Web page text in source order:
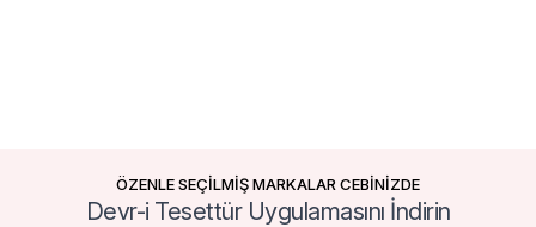
ÖZENLE SEÇİLMİŞ MARKALAR CEBİNİZDE
Devr-i Tesettür Uygulamasını İndirin